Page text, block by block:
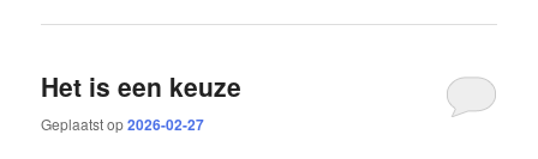
Het is een keuze
Geplaatst op2026-02-27